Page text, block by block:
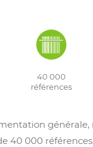
40 000
références
générale,
40 000